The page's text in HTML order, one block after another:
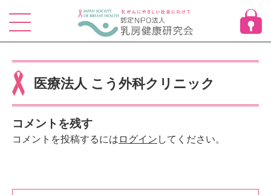
医療法人 こう外科クリニック
コメントを残す
コメントを投稿するには ログイン してください。